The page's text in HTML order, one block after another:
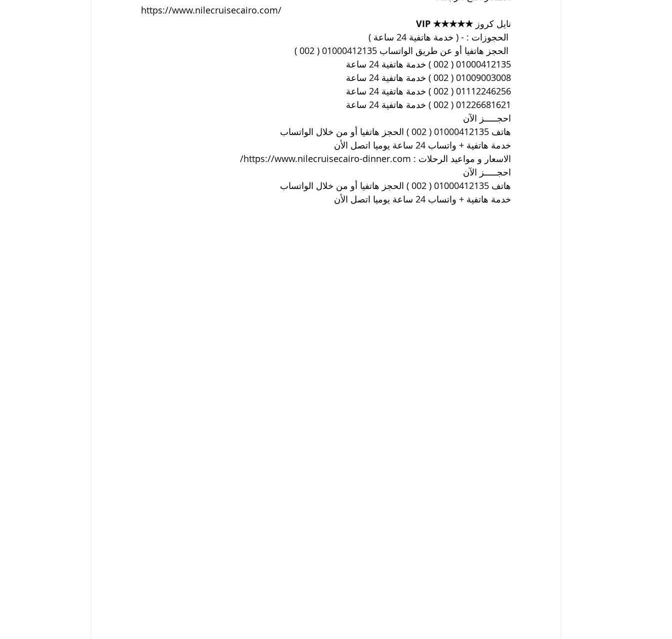
https://www.nilecruisecairo.com/
نايل كروز ★★★★★ VIP
الحجوزات : - ( خدمة هاتفية 24 ساعة )
الحجز هاتفيا أو عن طريق الواتساب 01000412135 ( 002 )
01000412135 ( 002 ) خدمة هاتفية 24 ساعة
01009003008 ( 002 ) خدمة هاتفية 24 ساعة
01112246256 ( 002 ) خدمة هاتفية 24 ساعة
01226681621 ( 002 ) خدمة هاتفية 24 ساعة
احجـــــز الآن
هاتف 01000412135 ( 002 ) الحجز هاتفيا أو من خلال الواتساب
خدمة هاتفية + واتساب 24 ساعة يوميا اتصل الأن
الاسعار و مواعيد الرحلات : https://www.nilecruisecairo-dinner.com/
احجـــــز الآن
هاتف 01000412135 ( 002 ) الحجز هاتفيا أو من خلال الواتساب
خدمة هاتفية + واتساب 24 ساعة يوميا اتصل الأن